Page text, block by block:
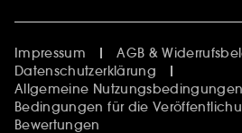
Impressum
AGB &
Datenschutzerklärung
Allgemeine Nutzungsbedingungen
Bedingungen für die
Bewertungen